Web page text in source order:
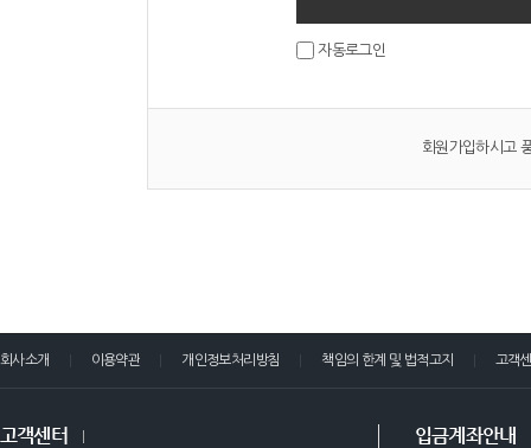
자동로그인
회원가입하시고
회사소개 이용약관 개인정보처리방침 책임의 한계 및 법적고지 고객
고객센터 입금계좌안내